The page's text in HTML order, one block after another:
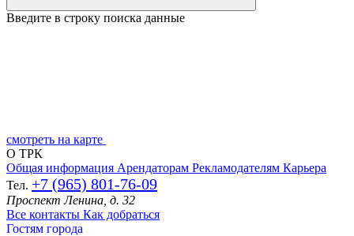
Введите в строку поиска данные
смотреть на карте
О ТРК
Общая информация Арендаторам Рекламодателям Карьера
Тел. +7 (965) 801-76-09
Проспект Ленина, д. 32
Все контакты Как добраться
Гостям города